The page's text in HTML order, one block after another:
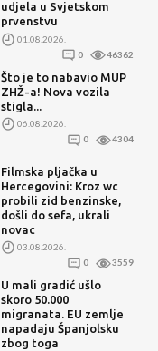
udjela u Svjetskom
prvenstvu
01.08.2026.
0
46362
Što je to nabavio MUP
ZHŽ-a! Nova vozila
stigla...
06.08.2026.
0
4304
Filmska pljačka u
Hercegovini: Kroz wc
probili zid benzinske,
došli do sefa, ukrali
novac
03.08.2026.
0
3559
U mali gradić ušlo
skoro 50.000
migranata. EU zemlje
napadaju Španjolsku
zbog toga